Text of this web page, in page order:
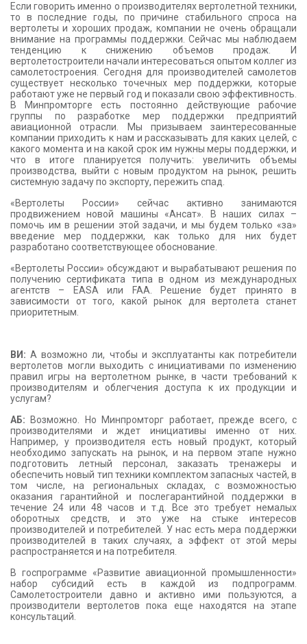
Если говорить именно о производителях вертолетной техники,
то в последние годы, по причине стабильного спроса на
вертолеты и хороших продаж, компании не очень обращали
внимание на программы поддержки. Сейчас мы наблюдаем
тенденцию к снижению объемов продаж. И
вертолетостроители начали интересоваться опытом коллег из
самолетостроения. Сегодня для производителей самолетов
существует несколько точечных мер поддержки, которые
работают уже не первый год и показали свою эффективность.
В Минпромторге есть постоянно действующие рабочие
группы по разработке мер поддержки предприятий
авиационной отрасли. Мы призываем заинтересованные
компании приходить к нам и рассказывать для каких целей, с
какого момента и на какой срок им нужны меры поддержки, и
что в итоге планируется получить: увеличить объемы
производства, выйти с новым продуктом на рынок, решить
системную задачу по экспорту, пережить спад.
«Вертолеты России» сейчас активно занимаются
продвижением новой машины «Ансат». В наших силах –
помочь им в решении этой задачи, и мы будем только «за»
введение мер поддержки, как только для них будет
разработано соответствующее обоснование.
«Вертолеты России» обсуждают и вырабатывают решения по
получению сертификата типа в одном из международных
агентств –
EASAили FAA. Решение будет принято в
зависимости от того, какой рынок для вертолета станет
приоритетным.
ВИ: А возможно ли, чтобы и эксплуатанты как потребители
вертолетов могли выходить с инициативами по изменению
правил игры на вертолетном рынке, в части требований к
производителям и облегчения доступа к их продукции и
услугам?
АБ: Возможно. Но Минпромторг работает, прежде всего, с
производителями и ждет инициативы именно от них.
Например, у производителя есть новый продукт, который
необходимо запускать на рынок, и на первом этапе нужно
подготовить летный персонал, заказать тренажеры и
обеспечить новый тип техники комплектом запасных частей, в
том числе, на региональных складах, с возможностью
оказания гарантийной и послегарантийной поддержки в
течение 24 или 48 часов и т.д. Все это требует немалых
оборотных средств, и это уже на стыке интересов
производителей и потребителей. У нас есть мера поддержки
производителей в таких случаях, а эффект от этой меры
распространяется и на потребителя.
В госпрограмме «Развитие авиационной промышленности»
набор субсидий есть в каждой из подпрограмм.
Самолетостроители давно и активно ими пользуются, а
производители вертолетов пока еще находятся на этапе
консультаций.